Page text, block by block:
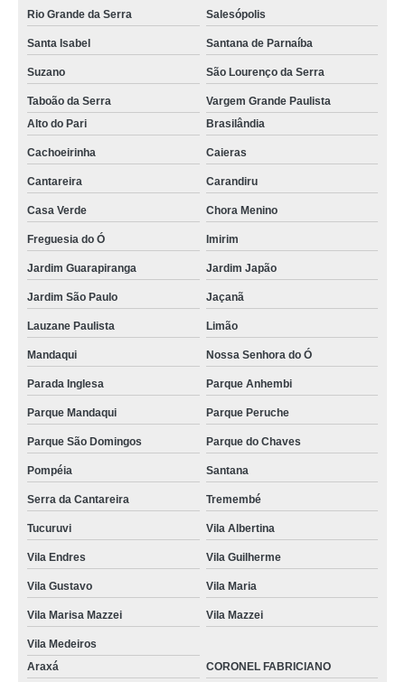
Rio Grande da Serra Salesópolis
Santa Isabel Santana de Parnaíba
Suzano São Lourenço da Serra
Taboão da Serra
Vargem Grande Paulista
Alto do Pari
Brasilândia
Cachoeirinha Caieras
Cantareira Carandiru
Casa Verde Chora Menino
Freguesia do Ó Imirim
Jardim Guarapiranga Jardim Japão
Jardim São Paulo Jaçanã
Lauzane Paulista Limão
Mandaqui Nossa Senhora do Ó
Parada Inglesa Parque Anhembi
Parque Mandaqui Parque Peruche
Parque São Domingos Parque do Chaves
Pompéia Santana
Serra da Cantareira Tremembé
Tucuruvi Vila Albertina
Vila Endres Vila Guilherme
Vila Gustavo Vila Maria
Vila Marisa Mazzei Vila Mazzei
Vila Medeiros
Araxá
CORONEL FABRICIANO